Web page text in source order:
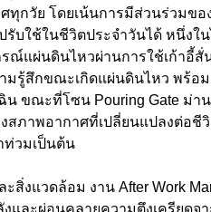
ทุกวัย โดยเน้นการมีส่วนร่วมขอ
บใช้ในชีวิตประจำวันได้ หนึ่ง
รณ์แผ่นดินไหวผ่านการใช้เก้าอี้
มรู้สึกขณะเกิดแผ่นดินไหว พร้อ
ขณะที่โซน Pouring Gate ม่า
สภาพอากาศที่เปลี่ยนแปลงต่อ
ท่วมเป็นต้น
งแวดล้อม งาน After Work
และผ่อนคลายความตึงเครียดจ